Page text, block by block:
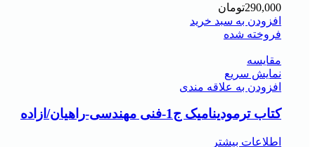
290,000تومان
افزودن به سبد خرید
فروخته شده
مقايسه
نمایش سریع
افزودن به علاقه مندی
کتاب ترمودینامیک ج1-فنی مهندسی-راهیان/ازاده
اطلاعات بیشتر